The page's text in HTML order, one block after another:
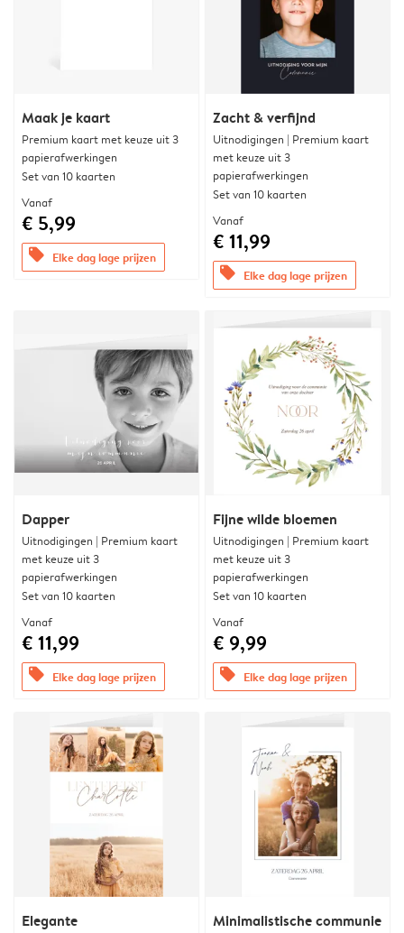
Maak je kaart
Premium kaart met keuze uit 3
papierafwerkingen
Set van 10 kaarten
Vanaf
€ 5,99
offers Elke dag lage prijzen
Zacht & verfijnd
Uitnodigingen | Premium kaart
met keuze uit 3
papierafwerkingen
Set van 10 kaarten
Vanaf
€ 11,99
offers Elke dag lage prijzen
Dapper
Uitnodigingen | Premium kaart
met keuze uit 3
papierafwerkingen
Set van 10 kaarten
Vanaf
€ 11,99
offers Elke dag lage prijzen
Fijne wilde bloemen
Uitnodigingen | Premium kaart
met keuze uit 3
papierafwerkingen
Set van 10 kaarten
Vanaf
€ 9,99
offers Elke dag lage prijzen
Elegante
Minimalistische communie